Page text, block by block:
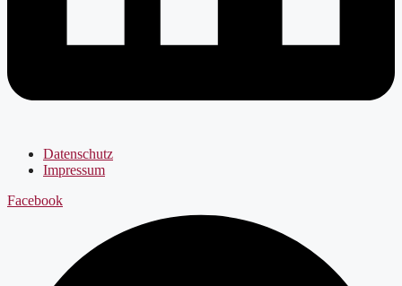
Datenschutz
Impressum
Facebook